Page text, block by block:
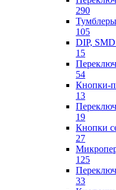
290
Тумблеры
105
DIP,
15
54
Кнопки-
13
19
Кнопки
27
125
33